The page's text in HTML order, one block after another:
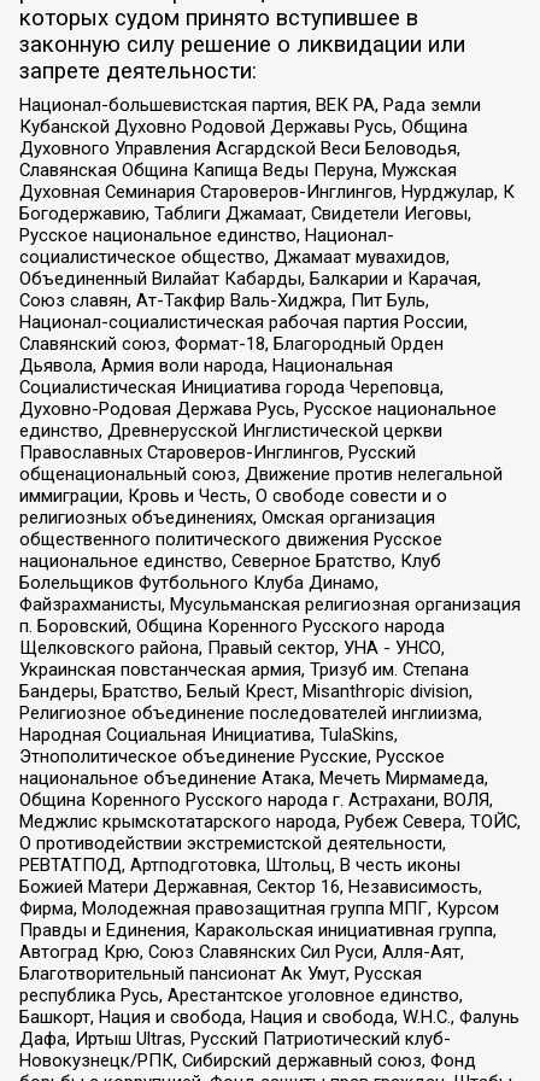
которых судом принято вступившее в
законную силу решение о ликвидации или
запрете деятельности:
Национал-большевистская партия, ВЕК РА, Рада земли
Кубанской Духовно Родовой Державы Русь, Община
Духовного Управления Асгардской Веси Беловодья,
Славянская Община Капища Веды Перуна, Мужская
Духовная Семинария Староверов-Инглингов, Нурджулар, К
Богодержавию, Таблиги Джамаат, Свидетели Иеговы,
Русское национальное единство, Национал-
социалистическое общество, Джамаат мувахидов,
Объединенный Вилайат Кабарды, Балкарии и Карачая,
Союз славян, Ат-Такфир Валь-Хиджра, Пит Буль,
Национал-социалистическая рабочая партия России,
Славянский союз, Формат-18, Благородный Орден
Дьявола, Армия воли народа, Национальная
Социалистическая Инициатива города Череповца,
Духовно-Родовая Держава Русь, Русское национальное
единство, Древнерусской Инглистической церкви
Православных Староверов-Инглингов, Русский
общенациональный союз, Движение против нелегальной
иммиграции, Кровь и Честь, О свободе совести и о
религиозных объединениях, Омская организация
общественного политического движения Русское
национальное единство, Северное Братство, Клуб
Болельщиков Футбольного Клуба Динамо,
Файзрахманисты, Мусульманская религиозная организация
п. Боровский, Община Коренного Русского народа
Щелковского района, Правый сектор, УНА - УНСО,
Украинская повстанческая армия, Тризуб им. Степана
Бандеры, Братство, Белый Крест, Misanthropic division,
Религиозное объединение последователей инглиизма,
Народная Социальная Инициатива, TulaSkins,
Этнополитическое объединение Русские, Русское
национальное объединение Атака, Мечеть Мирмамеда,
Община Коренного Русского народа г. Астрахани, ВОЛЯ,
Меджлис крымскотатарского народа, Рубеж Севера, ТОЙС,
О противодействии экстремистской деятельности,
РЕВТАТПОД, Артподготовка, Штольц, В честь иконы
Божией Матери Державная, Сектор 16, Независимость,
Фирма, Молодежная правозащитная группа МПГ, Курсом
Правды и Единения, Каракольская инициативная группа,
Автоград Крю, Союз Славянских Сил Руси, Алля-Аят,
Благотворительный пансионат Ак Умут, Русская
республика Русь, Арестантское уголовное единство,
Башкорт, Нация и свобода, Нация и свобода, W.H.С., Фалунь
Дафа, Иртыш Ultras, Русский Патриотический клуб-
Новокузнецк/РПК, Сибирский державный союз, Фонд